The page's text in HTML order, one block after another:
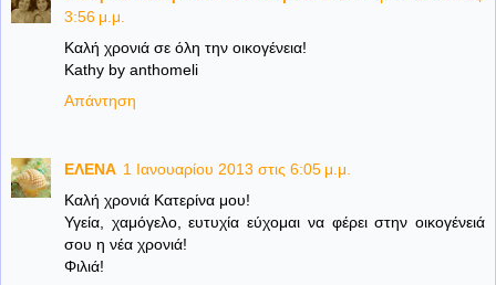
3:56 μ.μ.
Καλή χρονιά σε όλη την οικογένεια!
Kathy by anthomeli
Απάντηση
ΕΛΕΝΑ 1 Ιανουαρίου 2013 στις 6:05 μ.μ.
Καλή χρονιά Kατερίνα μου!
Υγεία, χαμόγελο, ευτυχία εύχομαι να φέρει στην οικογένειά
σου η νέα χρονιά!
Φιλιά!